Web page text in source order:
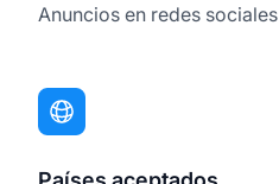
Anuncios en redes sociales